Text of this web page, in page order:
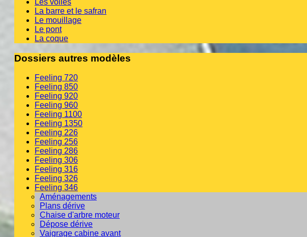
La barre et le safran
Le mouillage
Le pont
La coque
Dossiers autres modèles
Feeling 720
Feeling 850
Feeling 920
Feeling 960
Feeling 1100
Feeling 1350
Feeling 226
Feeling 256
Feeling 286
Feeling 306
Feeling 316
Feeling 326
Feeling 346
Aménagements
Plans dérive
Chaise d'arbre moteur
Dépose dérive
Vaigrage cabine avant